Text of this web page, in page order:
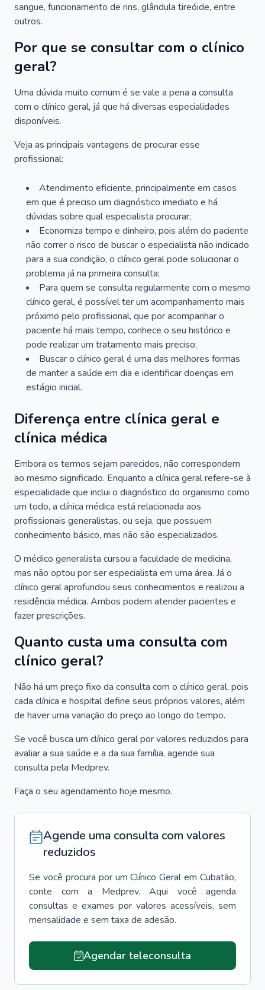
sangue, funcionamento de rins, glândula tireóide, entre
outros.
Por que se consultar com o clínico
geral?
Uma dúvida muito comum é se vale a pena a consulta
com o clínico geral, já que há diversas especialidades
disponíveis.
Veja as principais vantagens de procurar esse
profissional:
Atendimento eficiente, principalmente em casos
em que é preciso um diagnóstico imediato e há
dúvidas sobre qual especialista procurar;
Economiza tempo e dinheiro, pois além do paciente
não correr o risco de buscar o especialista não indicado
para a sua condição, o clínico geral pode solucionar o
problema já na primeira consulta;
Para quem se consulta regularmente com o mesmo
clínico geral, é possível ter um acompanhamento mais
próximo pelo profissional, que por acompanhar o
paciente há mais tempo, conhece o seu histórico e
pode realizar um tratamento mais preciso;
Buscar o clínico geral é uma das melhores formas
de manter a saúde em dia e identificar doenças em
estágio inicial.
Diferença entre clínica geral e
clínica médica
Embora os termos sejam parecidos, não correspondem
ao mesmo significado. Enquanto a clínica geral refere-se à
especialidade que inclui o diagnóstico do organismo como
um todo, a clínica médica está relacionada aos
profissionais generalistas, ou seja, que possuem
conhecimento básico, mas não são especializados.
O médico generalista cursou a faculdade de medicina,
mas não optou por ser especialista em uma área. Já o
clínico geral aprofundou seus conhecimentos e realizou a
residência médica. Ambos podem atender pacientes e
fazer prescrições.
Quanto custa uma consulta com
clínico geral?
Não há um preço fixo da consulta com o clínico geral, pois
cada clínica e hospital define seus próprios valores, além
de haver uma variação do preço ao longo do tempo.
Se você busca um clínico geral por valores reduzidos para
avaliar a sua saúde e a da sua família, agende sua
consulta pela Medprev.
Faça o seu agendamento hoje mesmo.
Agende uma consulta com valores
reduzidos
Se você procura por um Clínico Geral em Cubatão,
conte com a Medprev. Aqui você agenda
consultas e exames por valores acessíveis, sem
mensalidade e sem taxa de adesão.
Agendar teleconsulta